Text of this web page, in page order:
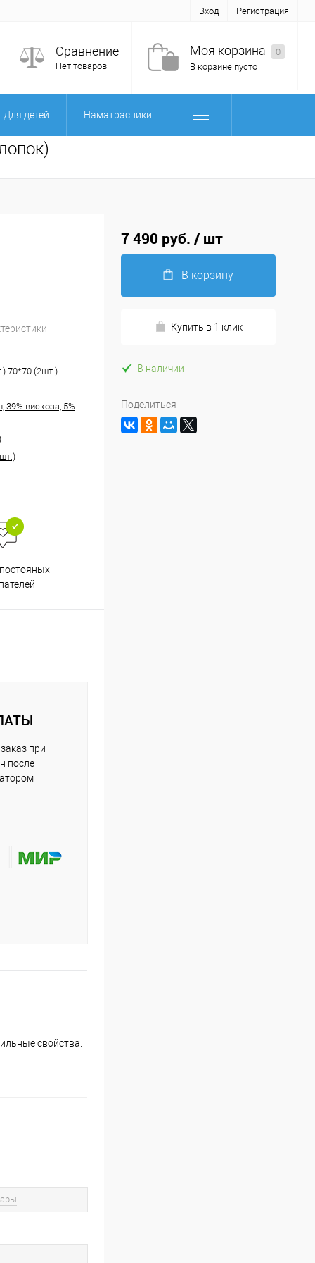
Вход Регистрация
Сравнение
Нет товаров
Моя корзина
0
В корзине пусто
Для детей Наматрасники
70*70 (2шт.)
39% вискоза, 5%
при
после
свойства.
7 490 руб. / шт
В корзину
Купить в 1 клик
В наличии
Поделиться